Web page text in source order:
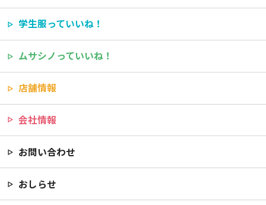
学生服っていいね！
ムサシノっていいね！
店舗情報
会社情報
お問い合わせ
おしらせ